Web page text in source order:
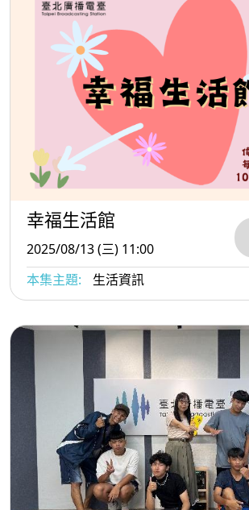
幸福生活館
2025/08/13 (三) 11:00
本集主題:
生活資訊